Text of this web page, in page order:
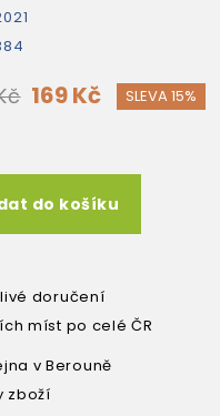
169 Kč SLEVA 15%
do košíku
doručení
míst po celé ČR
v Berouně
zboží